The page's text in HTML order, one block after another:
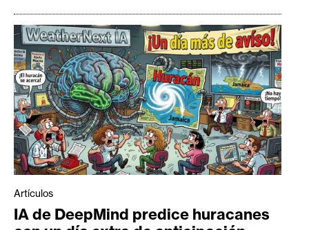
Artículos
IA de DeepMind predice huracanes